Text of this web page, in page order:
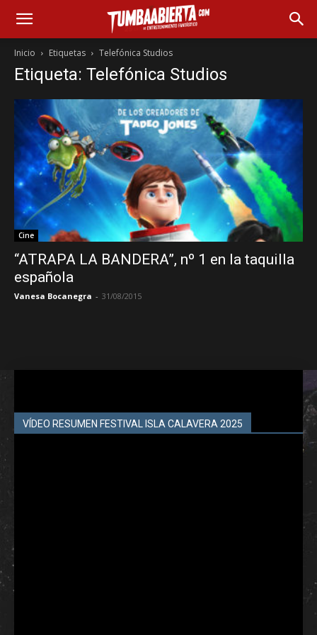
Inicio Etiquetas Telefónica Studios
Etiqueta: Telefónica Studios
Cine
“ATRAPA LA BANDERA”, nº 1 en la taquilla
española
Vanesa Bocanegra - 31/08/2015
VÍDEO RESUMEN FESTIVAL ISLA CALAVERA 2025